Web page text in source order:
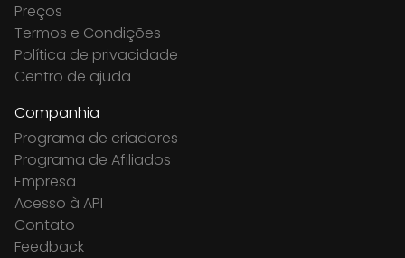
Preços
Termos e Condições
Política de privacidade
Centro de ajuda
Companhia
Programa de criadores
Programa de Afiliados
Empresa
Acesso à API
Contato
Feedback